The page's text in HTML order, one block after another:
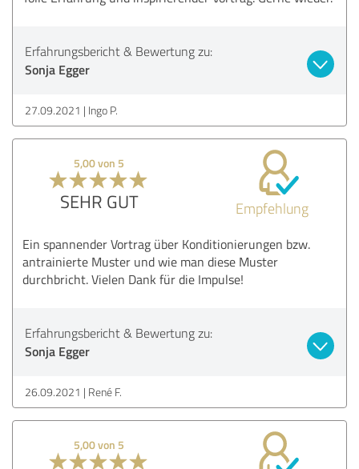
Erfahrungsbericht & Bewertung zu:
Sonja Egger
27.09.2021 Ingo P.
5,00 von 5
SEHR GUT Empfehlung
Ein spannender Vortrag über Konditionierungen bzw.
antrainierte Muster und wie man diese Muster
durchbricht. Vielen Dank für die Impulse!
Erfahrungsbericht & Bewertung zu:
Sonja Egger
26.09.2021 René F.
5,00 von 5